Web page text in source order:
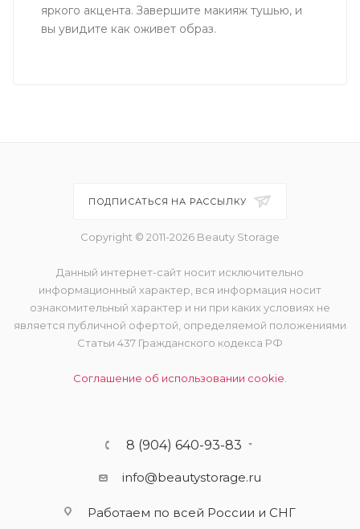
яркого акцента. Завершите макияж тушью, и
вы увидите как оживет образ.
ПОДПИСАТЬСЯ НА РАССЫЛКУ
Copyright © 2011-2026 Beauty Storage
Данный интернет-сайт носит исключительно
информационный характер, вся информация носит
ознакомительный характер и ни при каких условиях не
является публичной офертой, определяемой положениями
Статьи 437 Гражданского кодекса РФ
Соглашение об использовании cookie.
8 (904) 640-93-83
info@beautystorage.ru
Работаем по всей России и СНГ